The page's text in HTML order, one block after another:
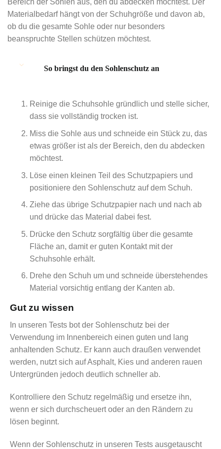
Bereich der Sohlen aus, den du abdecken möchtest. Der
Materialbedarf hängt von der Schuhgröße und davon ab,
ob du die gesamte Sohle oder nur besonders
beanspruchte Stellen schützen möchtest.
So bringst du den Sohlenschutz an
Reinige die Schuhsohle gründlich und stelle sicher,
dass sie vollständig trocken ist.
Miss die Sohle aus und schneide ein Stück zu, das
etwas größer ist als der Bereich, den du abdecken
möchtest.
Löse einen kleinen Teil des Schutzpapiers und
positioniere den Sohlenschutz auf dem Schuh.
Ziehe das übrige Schutzpapier nach und nach ab
und drücke das Material dabei fest.
Drücke den Schutz sorgfältig über die gesamte
Fläche an, damit er guten Kontakt mit der
Schuhsohle erhält.
Drehe den Schuh um und schneide überstehendes
Material vorsichtig entlang der Kanten ab.
Gut zu wissen
In unseren Tests bot der Sohlenschutz bei der
Verwendung im Innenbereich einen guten und lang
anhaltenden Schutz. Er kann auch draußen verwendet
werden, nutzt sich auf Asphalt, Kies und anderen rauen
Untergründen jedoch deutlich schneller ab.
Kontrolliere den Schutz regelmäßig und ersetze ihn,
wenn er sich durchscheuert oder an den Rändern zu
lösen beginnt.
Wenn der Sohlenschutz in unseren Tests ausgetauscht